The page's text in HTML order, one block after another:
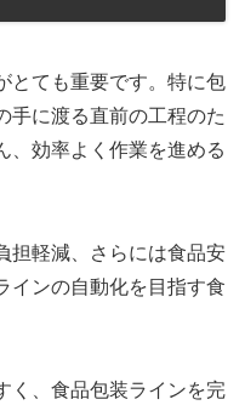
とても重要です。特に包
手に渡る直前の工程のた
、効率よく作業を進める
担軽減、さらには食品安
インの自動化を目指す食
く、食品包装ラインを完